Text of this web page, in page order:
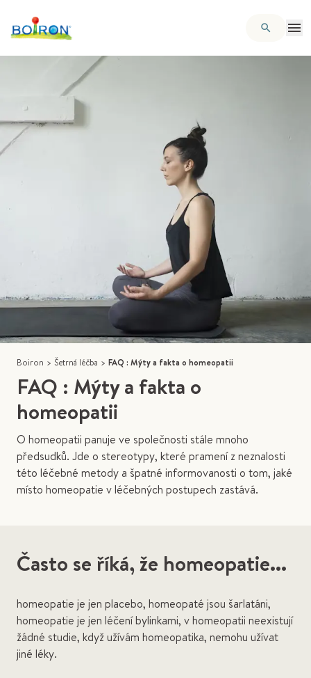
Boiron > Šetrná léčba > FAQ : Mýty a fakta o homeopatii
FAQ : Mýty a fakta o
homeopatii
O homeopatii panuje ve společnosti stále mnoho
předsudků. Jde o stereotypy, které pramení z neznalosti
této léčebné metody a špatné informovanosti o tom, jaké
místo homeopatie v léčebných postupech zastává.
Často se říká, že homeopatie...
homeopatie je jen placebo, homeopaté jsou šarlatáni,
homeopatie je jen léčení bylinkami, v homeopatii neexistují
žádné studie, když užívám homeopatika, nemohu užívat
jiné léky.